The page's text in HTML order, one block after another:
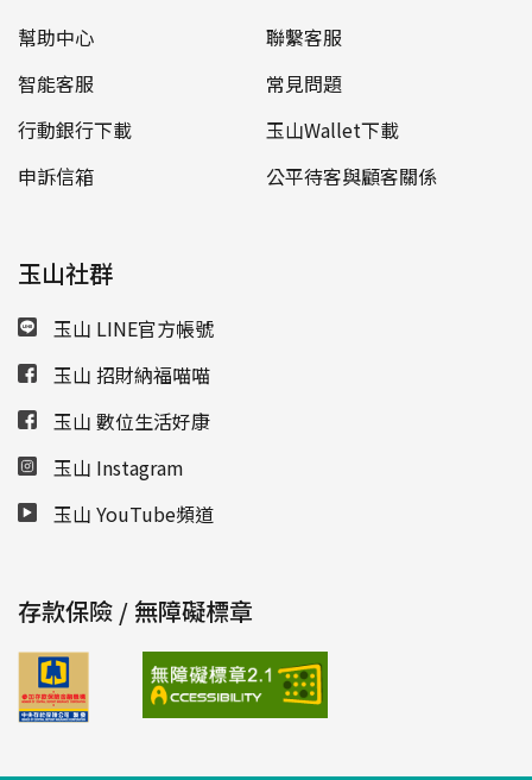
幫助中心
聯繫客服
智能客服
常見問題
行動銀行下載
玉山Wallet下載
申訴信箱
公平待客與顧客關係
玉山社群
玉山 LINE官方帳號
玉山 招財納福喵喵
玉山 數位生活好康
玉山 Instagram
玉山 YouTube頻道
存款保險 / 無障礙標章